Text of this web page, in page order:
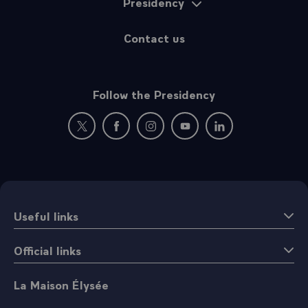
Contact us
Follow the Presidency
New window: follow us on Twitter
New window: follow us on Facebook
New window: follow us on
New window: follow us on
New window:
Useful links
Official links
La Maison Élysée